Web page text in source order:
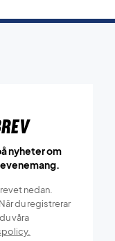
nyheter om
nedan.
du registrerar
våra